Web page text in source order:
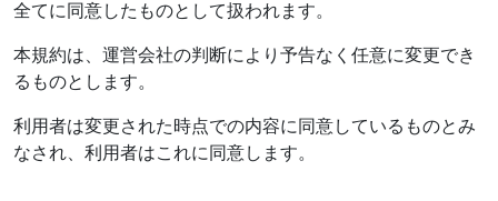
全てに同意したものとして扱われます。
本規約は、運営会社の判断により予告なく任意に変更でき
るものとします。
利用者は変更された時点での内容に同意しているものとみ
なされ、利用者はこれに同意します。